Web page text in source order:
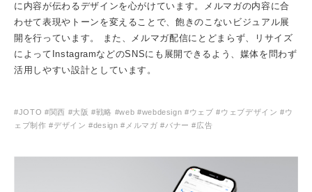
に内容が伝わるデザインを心がけています。メルマガの内容に合
わせて表現やトーンを変えることで、飽きのこないビジュアル展
開を行っています。
また、メルマガ配信にとどまらず、リサイズ
によってInstagramなどのSNSにも展開できるよう、媒体を問わず
活用しやすい設計としています。
#JOTO #関西 #大阪 #戦略 #web #webdesign #ウェブ #ウェブデザイン #ウ
ェブ制作 #デザイン #design #メルマガ #バナー #広告